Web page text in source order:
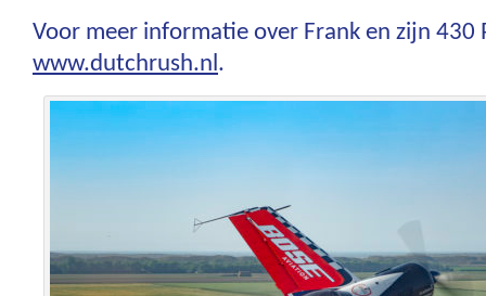
Voor meer informatie over Frank en zijn 430
www.dutchrush.nl.